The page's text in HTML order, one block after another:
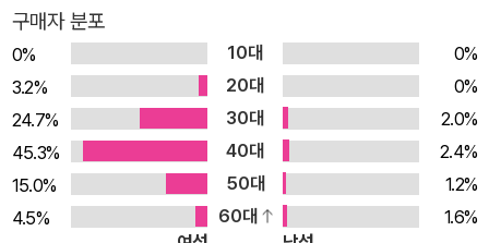
다리는 삐걱대는 일어나기 싫은 아침, 우유를 너무 많이 부어 눅
눅해진 시리얼, 꽈당 넘어져서 까진 무릎, 간식 줄에서 날 밀어내
고 새치기하는 친구, 완전히 망쳐 버린 물고기 그림, 사방을 돌아
다니는 귀뚜라미까지……. “맙소사, 나의 나쁜 하루!”라고 외칠 수
밖에 없는 어린 주인공의 하루다. 중요한 건 이것이 비단 작품 속
주인공만의 하루는 아니라는 거다. 온종일 뭐 하나 뜻대로 되는
게 없는 꼬일 대로 꼬여 버린 이런 날은 우리 아이들에게도 어김
없이 찾아오고, 그럴 때면 짜증 나고 울화통 터지고 마음이 푹 가
구매자 분포
0% 10대
0%
3.2%
20대
0%
24.7%
30대
2.0%
45.3%
40대
2.4%
15.0%
50대
1.2%
4.5%
60대
1.6%